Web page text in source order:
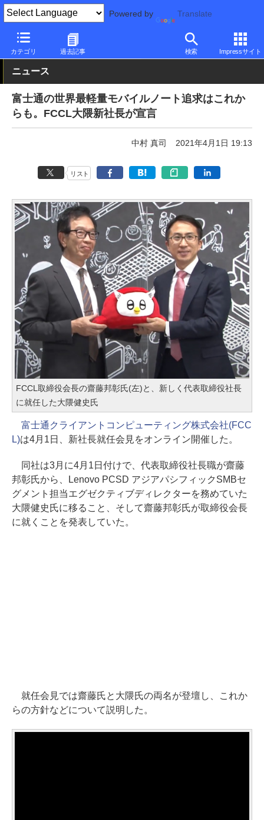
Powered by Translate
カテゴリ 過去記事 検索 Impressサイト
PC Watch 市場 動向
ニュース
富士通の世界最軽量モバイルノート追求はこれか
らも。FCCL大隈新社長が宣言
中村 真司 2021年4月1日 19:13
リスト
FCCL取締役会長の齋藤邦彰氏(左)と、新しく代表取締役社長
に就任した大隈健史氏
富士通クライアントコンピューティング株式会社(FCC
L)は4月1日、新社長就任会見をオンライン開催した。
同社は3月に4月1日付けで、代表取締役社長職が齋藤
邦彰氏から、Lenovo PCSD アジアパシフィックSMBセ
グメント担当エグゼクティブディレクターを務めていた
大隈健史氏に移ること、そして齋藤邦彰氏が取締役会長
に就くことを発表していた。
就任会見では齋藤氏と大隈氏の両名が登壇し、これか
らの方針などについて説明した。